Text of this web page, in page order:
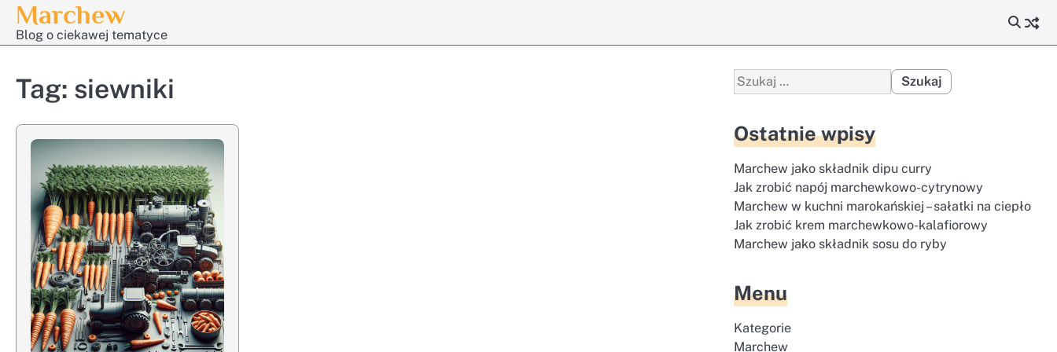
Skip
content
Marchew
Blog o ciekawej tematyce
Tag: siewniki Szukaj:
Ostatnie wpisy
Marchew jako składnik dipu curry
Jak zrobić napój marchewkowo-cytrynowy
Marchew w kuchni marokańskiej – sałatki na ciepło
Jak zrobić krem marchewkowo-kalafiorowy
Marchew jako składnik sosu do ryby
Menu
Kategorie
Marchew